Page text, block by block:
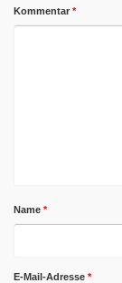
Kommentar *
Name *
E-Mail-Adresse *